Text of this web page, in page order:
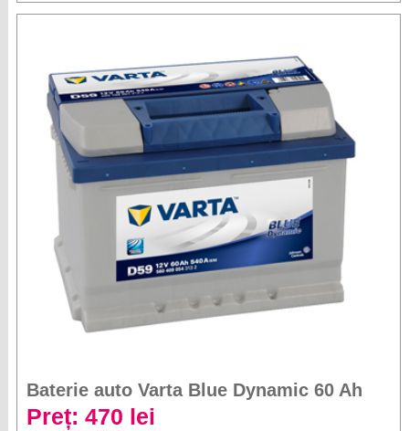
Baterie auto Varta Blue Dynamic 60 Ah
Preț: 470 lei